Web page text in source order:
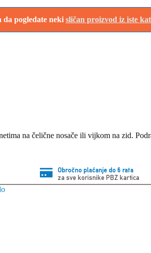
da pogledate neki sličan proizvod iz iste
na čelične nosače ili vijkom na zid.
Obročno plaćanje do 6 rata
za sve korisnike PBZ kartica